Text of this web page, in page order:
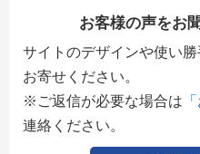
お客様の声をお
サイトのデザインや使い
お寄せください。
※ご返信が必要な場合は
連絡ください。